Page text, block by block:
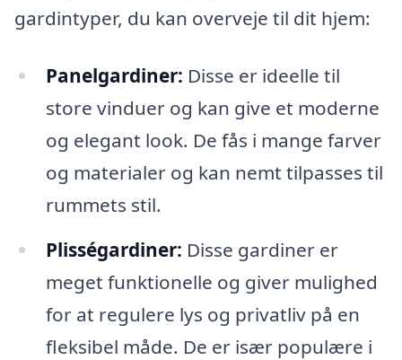
gardintyper, du kan overveje til dit hjem:
Panelgardiner: Disse er ideelle til
store vinduer og kan give et moderne
og elegant look. De fås i mange farver
og materialer og kan nemt tilpasses til
rummets stil.
Plisségardiner: Disse gardiner er
meget funktionelle og giver mulighed
for at regulere lys og privatliv på en
fleksibel måde. De er især populære i